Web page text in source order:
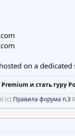
on a dedicated
и стать гуру
(с) Правила форума п.3